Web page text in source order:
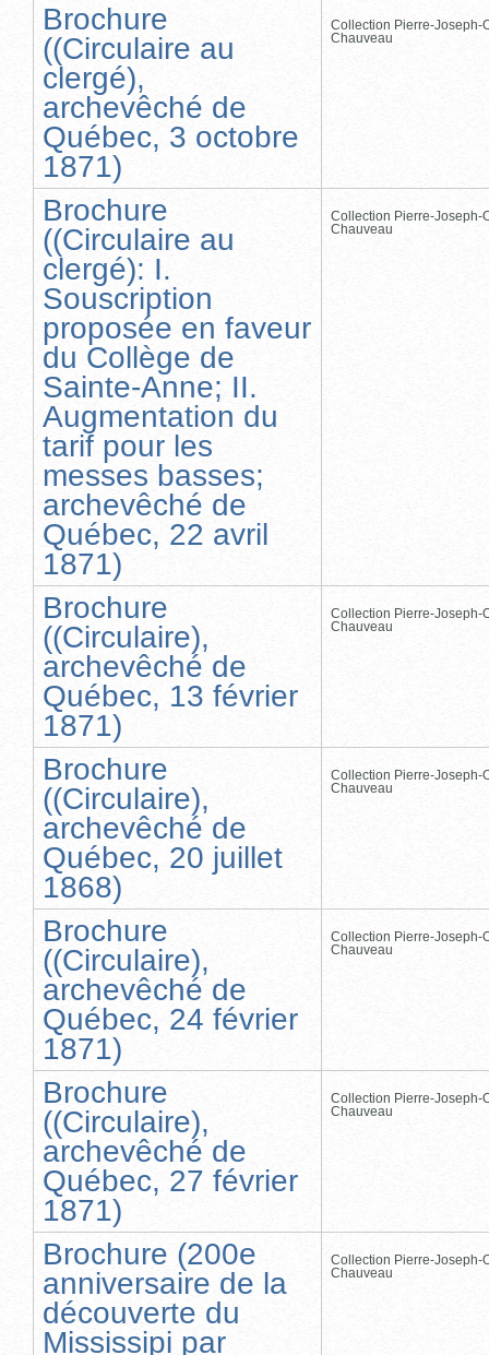
Brochure
((Circulaire au
clergé),
archevêché de
Québec, 3 octobre
1871)
Collection Pierre-Joseph-
Chauveau
Brochure
((Circulaire au
clergé): I.
Souscription
proposée en faveur
du Collège de
Sainte-Anne; II.
Augmentation du
tarif pour les
messes basses;
archevêché de
Québec, 22 avril
1871)
Collection Pierre-Joseph-
Chauveau
Brochure
((Circulaire),
archevêché de
Québec, 13 février
1871)
Collection Pierre-Joseph-
Chauveau
Brochure
((Circulaire),
archevêché de
Québec, 20 juillet
1868)
Collection Pierre-Joseph-
Chauveau
Brochure
((Circulaire),
archevêché de
Québec, 24 février
1871)
Collection Pierre-Joseph-
Chauveau
Brochure
((Circulaire),
archevêché de
Québec, 27 février
1871)
Collection Pierre-Joseph-
Chauveau
Brochure (200e
anniversaire de la
découverte du
Mississipi par
Collection Pierre-Joseph-
Chauveau